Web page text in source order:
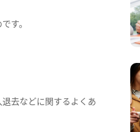
す。
去などに関するよくあ